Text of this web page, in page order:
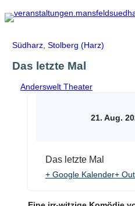
Zum
Inhalt
Südharz,Stolberg (Harz)
Das letzte Mal
Anderswelt Theater
21. Aug.
Das letzte Mal
+ Google Kalender+